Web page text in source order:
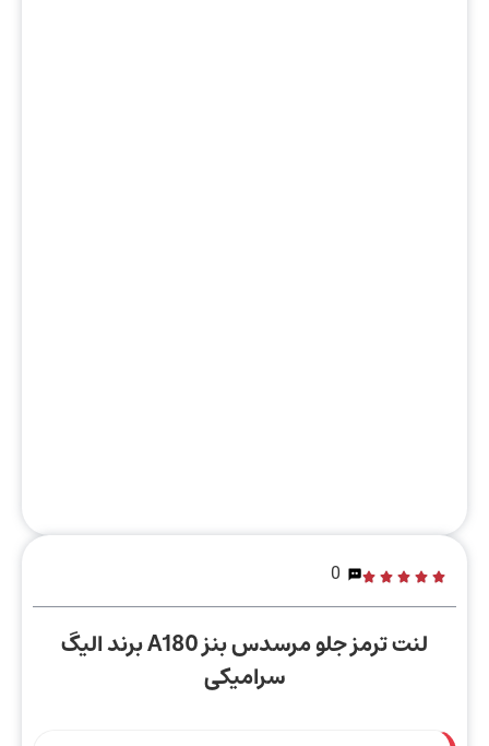
0
لنت ترمز جلو مرسدس بنز A180 برند الیگ
سرامیکی